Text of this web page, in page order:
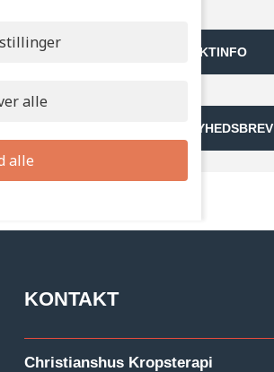
KONTAKTINFO
TILMELD NYHEDSBREV
KONTAKT
Christianshus Kropsterapi
alle
alle